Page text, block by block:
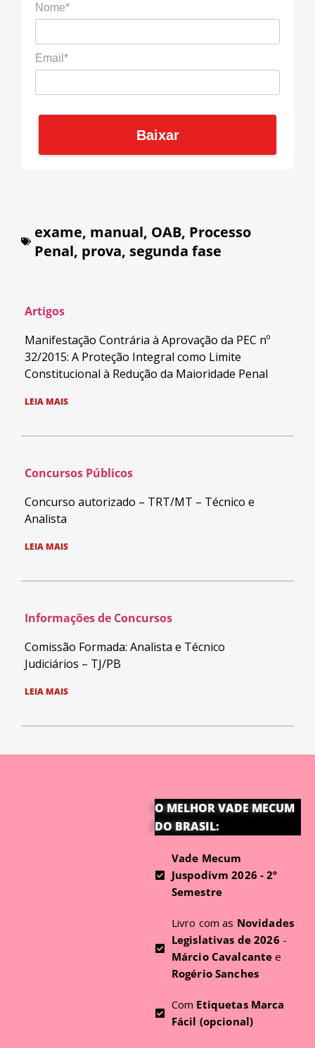
Nome*
Email*
Baixar
exame, manual, OAB, Processo
Penal, prova, segunda fase
Artigos
Manifestação Contrária à Aprovação da PEC nº
32/2015: A Proteção Integral como Limite
Constitucional à Redução da Maioridade Penal
LEIA MAIS
Concursos Públicos
Concurso autorizado – TRT/MT – Técnico e
Analista
LEIA MAIS
Informações de Concursos
Comissão Formada: Analista e Técnico
Judiciários – TJ/PB
LEIA MAIS
O MELHOR VADE MECUM
DO BRASIL:
Vade Mecum
Juspodivm 2026 - 2º
Semestre
Livro com as Novidades
Legislativas de 2026 -
Márcio Cavalcante e
Rogério Sanches
Com Etiquetas Marca
Fácil (opcional)